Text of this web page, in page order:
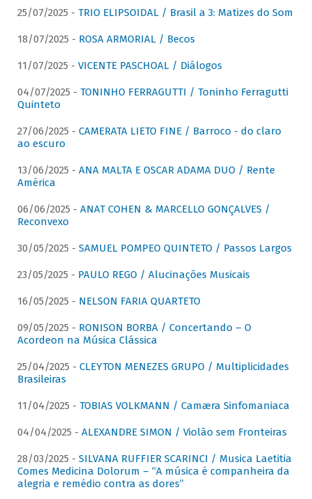
25/07/2025 - TRIO ELIPSOIDAL / Brasil a 3: Matizes do Som
18/07/2025 - ROSA ARMORIAL / Becos
11/07/2025 - VICENTE PASCHOAL / Diálogos
04/07/2025 - TONINHO FERRAGUTTI / Toninho Ferragutti
Quinteto
27/06/2025 - CAMERATA LIETO FINE / Barroco - do claro
ao escuro
13/06/2025 - ANA MALTA E OSCAR ADAMA DUO / Rente
América
06/06/2025 - ANAT COHEN & MARCELLO GONÇALVES /
Reconvexo
30/05/2025 - SAMUEL POMPEO QUINTETO / Passos Largos
23/05/2025 - PAULO REGO / Alucinações Musicais
16/05/2025 - NELSON FARIA QUARTETO
09/05/2025 - RONISON BORBA / Concertando – O
Acordeon na Música Clássica
25/04/2025 - CLEYTON MENEZES GRUPO / Multiplicidades
Brasileiras
11/04/2025 - TOBIAS VOLKMANN / Camæra Sinfomaniaca
04/04/2025 - ALEXANDRE SIMON / Violão sem Fronteiras
28/03/2025 - SILVANA RUFFIER SCARINCI / Musica Laetitia
Comes Medicina Dolorum – “A música é companheira da
alegria e remédio contra as dores”